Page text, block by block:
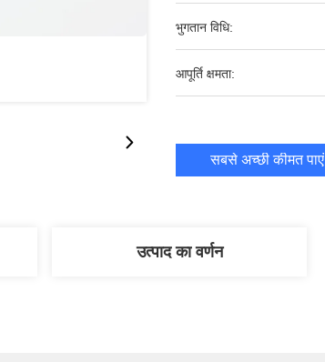
भुगतान विधि:
आपूर्ति क्षमता:
सबसे अच्छी कीमत पाएं
उत्पाद का वर्णन